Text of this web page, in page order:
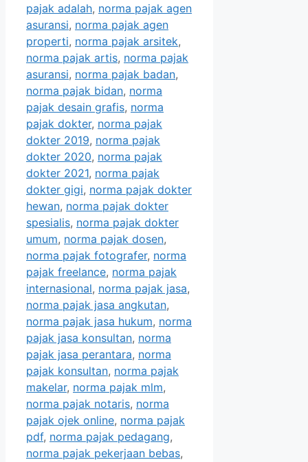
pajak adalah, norma pajak agen
asuransi, norma pajak agen
properti, norma pajak arsitek,
norma pajak artis, norma pajak
asuransi, norma pajak badan,
norma pajak bidan, norma
pajak desain grafis, norma
pajak dokter, norma pajak
dokter 2019, norma pajak
dokter 2020, norma pajak
dokter 2021, norma pajak
dokter gigi, norma pajak dokter
hewan, norma pajak dokter
spesialis, norma pajak dokter
umum, norma pajak dosen,
norma pajak fotografer, norma
pajak freelance, norma pajak
internasional, norma pajak jasa,
norma pajak jasa angkutan,
norma pajak jasa hukum, norma
pajak jasa konsultan, norma
pajak jasa perantara, norma
pajak konsultan, norma pajak
makelar, norma pajak mlm,
norma pajak notaris, norma
pajak ojek online, norma pajak
pdf, norma pajak pedagang,
norma pajak pekerjaan bebas,